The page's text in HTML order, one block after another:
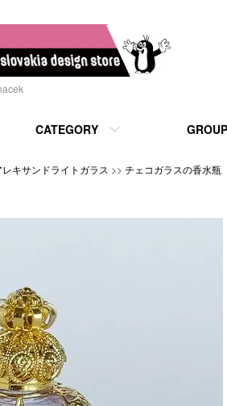
CATEGORY GROUP
キサンドライトガラス >> チェコガラスの香水瓶